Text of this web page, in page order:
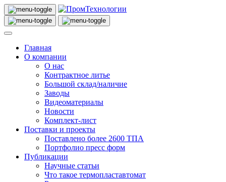
Главная
О компании
О нас
Контрактное литье
Большой склад/наличие
Заводы
Видеоматериалы
Новости
Комплект-лист
Поставки и проекты
Поставлено более 2600 ТПА
Портфолио пресс форм
Публикации
Научные статьи
Что такое термопластавтомат